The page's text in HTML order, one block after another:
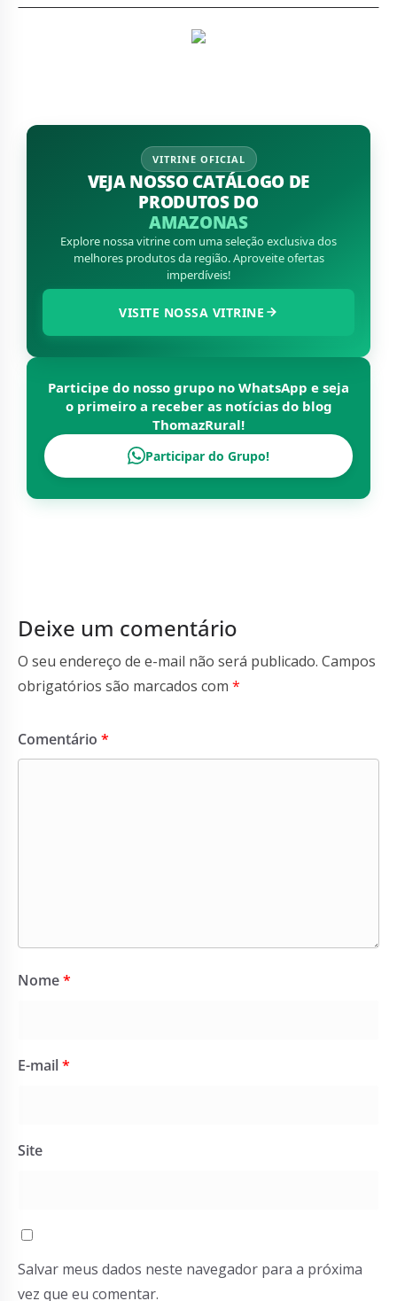
VITRINE OFICIAL
VEJA NOSSO CATÁLOGO DE
PRODUTOS DO
AMAZONAS
Explore nossa vitrine com uma seleção exclusiva dos
melhores produtos da região. Aproveite ofertas
imperdíveis!
VISITE NOSSA VITRINE
Participe do nosso grupo no WhatsApp e seja
o primeiro a receber as notícias do blog
ThomazRural!
Participar do Grupo!
Deixe um comentário
O seu endereço de e-mail não será publicado. Campos
obrigatórios são marcados com *
Comentário *
Nome*
E-mail*
Site
Salvar meus dados neste navegador para a próxima
vez que eu comentar.